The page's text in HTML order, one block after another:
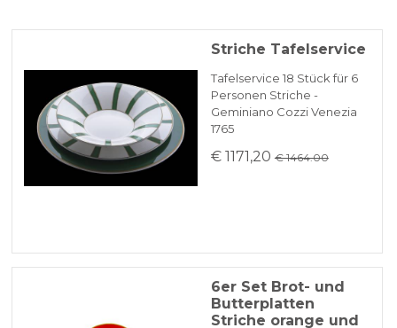
Striche Tafelservice
Tafelservice 18 Stück für 6
Personen Striche -
Geminiano Cozzi Venezia
1765
€ 1171,20 € 1464.00
6er Set Brot- und
Butterplatten
Striche orange und